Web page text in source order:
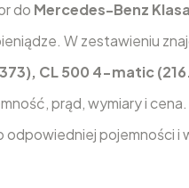
do Mercedes-Benz
W zestawieniu
CL 500 4-matic
prąd, wymiary i
pojemności i